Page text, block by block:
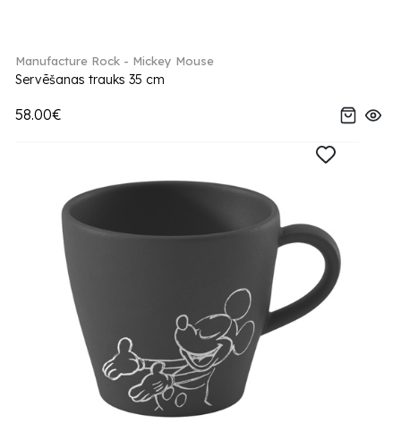
Manufacture Rock - Mickey Mouse
Servēšanas trauks 35 cm
58.00€